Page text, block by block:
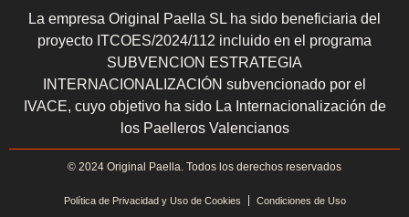
La empresa Original Paella SL ha sido beneficiaria del
proyecto ITCOES/2024/112 incluido en el programa
SUBVENCION ESTRATEGIA
INTERNACIONALIZACIÓN subvencionado por el
IVACE, cuyo objetivo ha sido La Internacionalización de
los Paelleros Valencianos
© 2024 Original Paella. Todos los derechos reservados
Política de Privacidad y Uso de Cookies Condiciones de Uso